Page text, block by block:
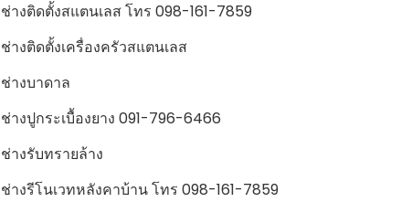
ช่างติดตั้งสแตนเลส โทร 098-161-7859
ช่างติดตั้งเครื่องครัวสแตนเลส
ช่างบาดาล
ช่างปูกระเบื้องยาง 091-796-6466
ช่างรับทรายล้าง
ช่างรีโนเวทหลังคาบ้าน โทร 098-161-7859